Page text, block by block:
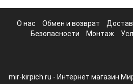
О нас Обмен и возврат
Безопасности
Монтаж
mir-kirpich.ru - Интернет магазин